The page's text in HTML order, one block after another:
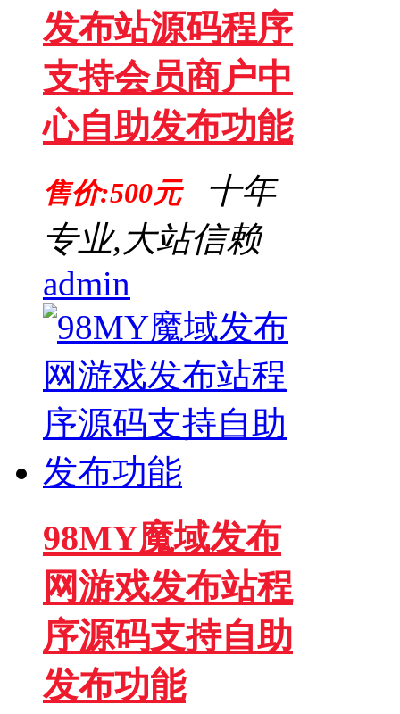
发布站源码程序
支持会员商户中
心自助发布功能
售价:500元
十年
专业,大站信赖
admin
98MY魔域发布
网游戏发布站程
序源码支持自助
发布功能